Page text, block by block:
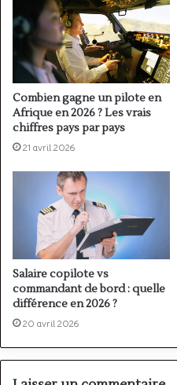
Combien gagne un pilote en
Afrique en 2026 ? Les vrais
chiffres pays par pays
21 avril 2026
Salaire copilote vs
commandant de bord : quelle
différence en 2026 ?
20 avril 2026